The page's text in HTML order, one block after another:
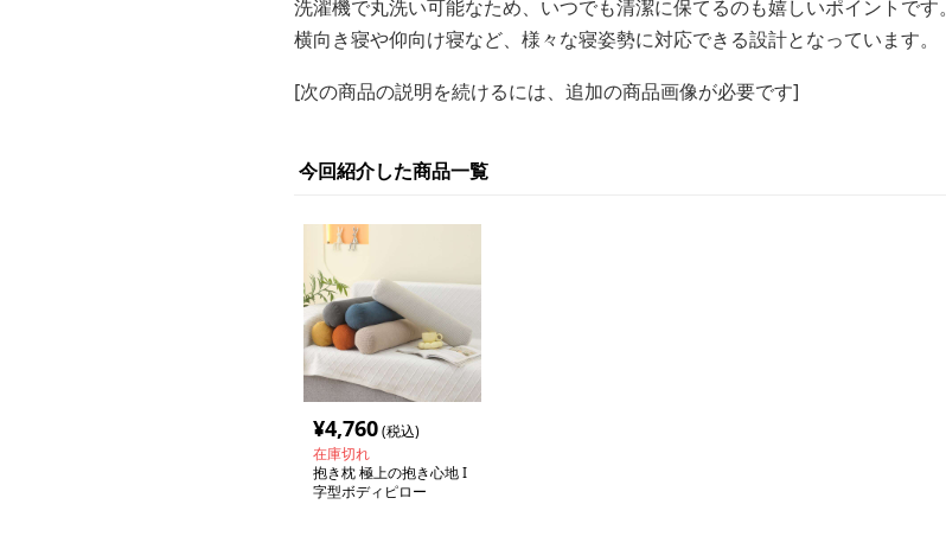
洗濯機で丸洗い可能なため、いつでも清潔に保てるのも嬉しいポイントです。
横向き寝や仰向け寝など、様々な寝姿勢に対応できる設計となっています。
[次の商品の説明を続けるには、追加の商品画像が必要です]
今回紹介した商品一覧
¥4,760(税込)
在庫切れ
抱き枕 極上の抱き心地 I
字型ボディピロー